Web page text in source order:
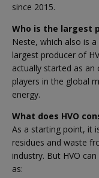
since 2015.
Who is the largest
Neste, which also is
largest producer of
actually started as
players in the global
energy.
What does HVO
As a starting point, it
residues and waste
industry. But HVO
as: